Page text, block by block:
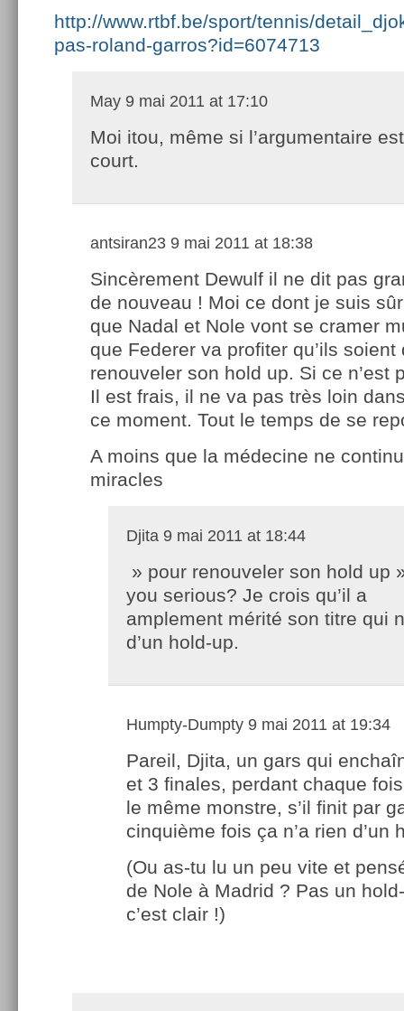
http://www.rtbf.be/sport/tennis/
pas-roland-garros?id=6074713
May 9 mai 2011 at 17:10
Moi itou, même si l’argumentaire
court.
antsiran23 9 mai 2011 at 18:38
Sincèrement Dewulf il ne dit pas
de nouveau ! Moi ce dont je suis sûr
que Nadal et Nole vont se cramer
que Federer va profiter qu’ils
renouveler son hold up. Si ce n’est
Il est frais, il ne va pas très loin
ce moment. Tout le temps de se
A moins que la médecine ne
miracles
Djita 9 mai 2011 at 18:44
» pour renouveler son hold up
you serious? Je crois qu’il a
amplement mérité son titre qui
d’un hold-up.
Humpty-Dumpty 9 mai 2011 at 19:34
Pareil, Djita, un gars qui
et 3 finales, perdant chaque
le même monstre, s’il finit par
cinquième fois ça n’a rien d’un
(Ou as-tu lu un peu vite et
de Nole à Madrid ? Pas un
c’est clair !)